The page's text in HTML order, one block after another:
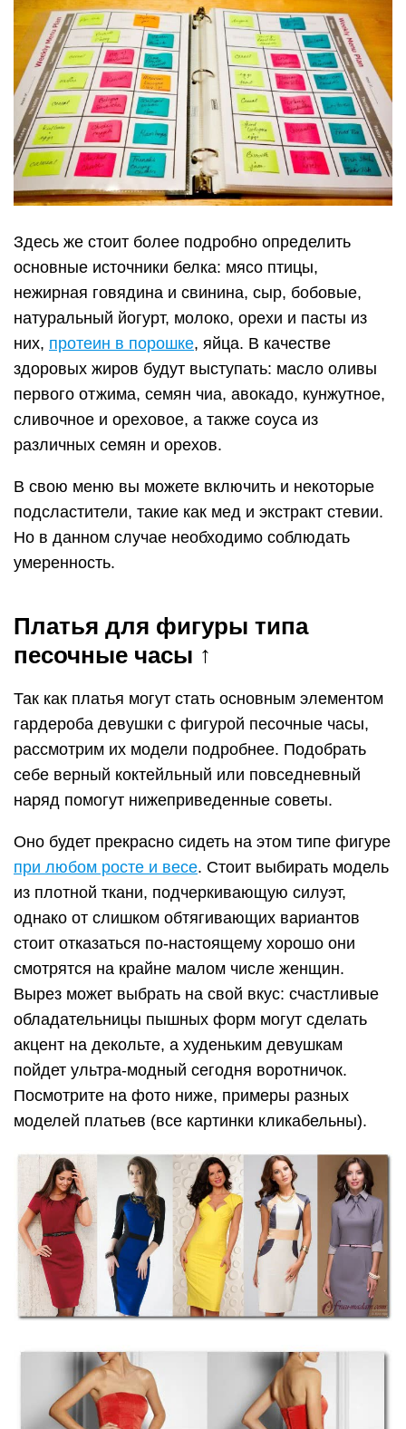
Здесь же стоит более подробно определить
основные источники белка: мясо птицы,
нежирная говядина и свинина, сыр, бобовые,
натуральный йогурт, молоко, орехи и пасты из
них, протеин в порошке, яйца. В качестве
здоровых жиров будут выступать: масло оливы
первого отжима, семян чиа, авокадо, кунжутное,
сливочное и ореховое, а также соуса из
различных семян и орехов.
В свою меню вы можете включить и некоторые
подсластители, такие как мед и экстракт стевии.
Но в данном случае необходимо соблюдать
умеренность.
Платья для фигуры типа
песочные часы ↑
Так как платья могут стать основным элементом
гардероба девушки с фигурой песочные часы,
рассмотрим их модели подробнее. Подобрать
себе верный коктейльный или повседневный
наряд помогут нижеприведенные советы.
Оно будет прекрасно сидеть на этом типе фигуре
при любом росте и весе. Стоит выбирать модель
из плотной ткани, подчеркивающую силуэт,
однако от слишком обтягивающих вариантов
стоит отказаться по-настоящему хорошо они
смотрятся на крайне малом числе женщин.
Вырез может выбрать на свой вкус: счастливые
обладательницы пышных форм могут сделать
акцент на декольте, а худеньким девушкам
пойдет ультра-модный сегодня воротничок.
Посмотрите на фото ниже, примеры разных
моделей платьев (все картинки кликабельны).